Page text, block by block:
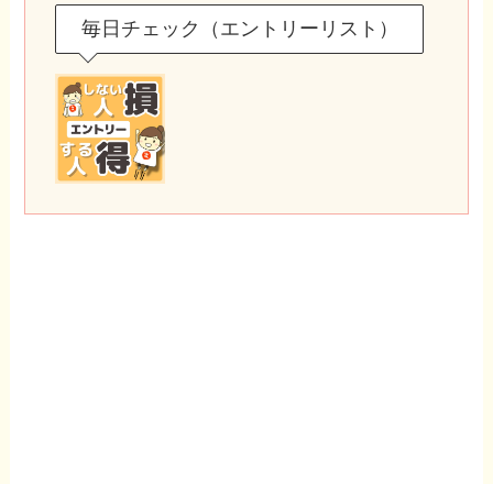
毎日チェック（エントリーリスト）